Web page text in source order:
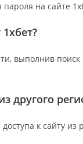
на сайте
выполнив поиск
другого
к сайту из